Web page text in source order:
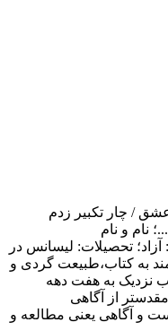
چار تکبیر زدم
و نام
تحصیلات: لیسانس در
به کتاب،طبیعت گردی و
به هفت دهه
از آگاهی
آگاهی یعنی مطالعه و